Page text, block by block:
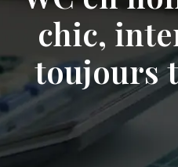
chic,
toujours